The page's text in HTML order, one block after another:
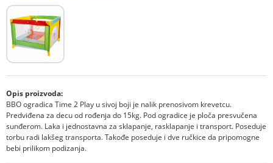
Opis proizvoda:
BBO ogradica Time 2 Play u sivoj boji je nalik prenosivom krevetcu.
Predviđena za decu od rođenja do 15kg. Pod ogradice je ploča presvučena
sunđerom. Laka i jednostavna za sklapanje, rasklapanje i transport. Poseduje
torbu radi lakšeg transporta. Takođe poseduje i dve ručkice da pripomogne
bebi prilikom podizanja.